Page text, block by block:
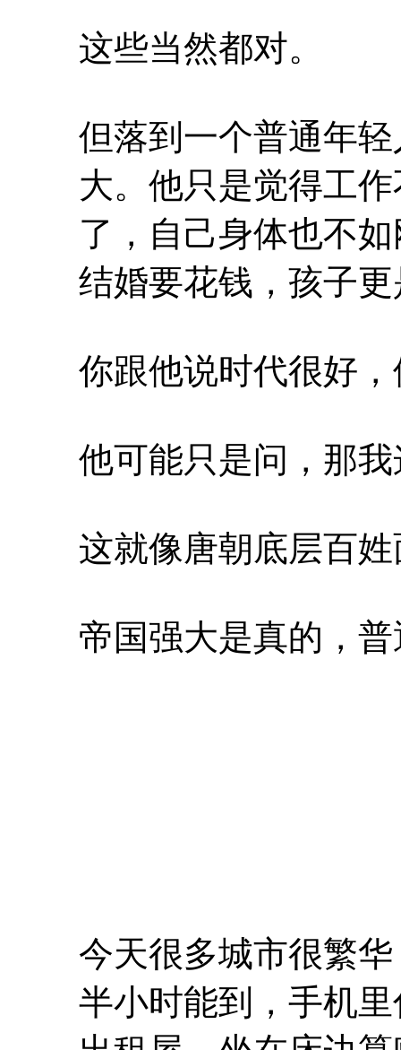
这些当然都对。
但落到一个普通年
大。他只是觉得工
了，自己身体也不
结婚要花钱，孩子
你跟他说时代很好
他可能只是问，那
这就像唐朝底层百
帝国强大是真的，
今天很多城市很繁
半小时能到，手机